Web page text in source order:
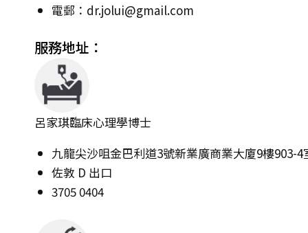
電郵： dr.jolui@gmail.com
服務地址：
呂家琪臨床心理學博士
九龍尖沙咀金巴利道3號新業廣商業大廈9樓903-4
佐敦 D 出口
3705 0404